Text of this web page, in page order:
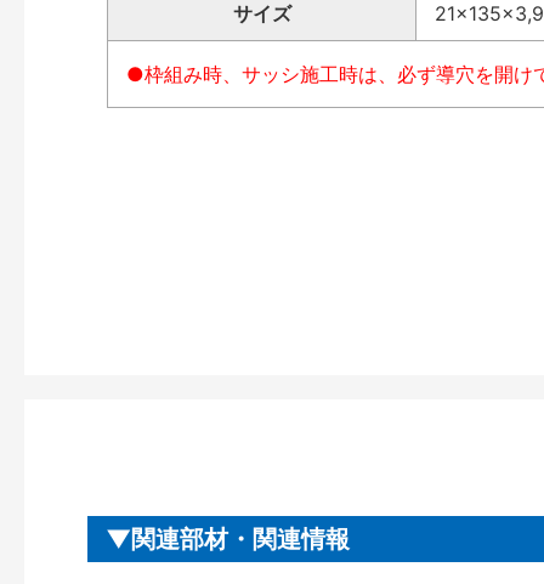
サイズ
●枠組み時、サッシ施工時は、必ず導穴を開け
関連部材・関連情報